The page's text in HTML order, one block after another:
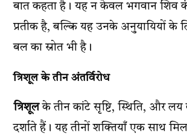
बात कहता है। यह न केवल भगवान शिव
प्रतीक है, बल्कि यह उनके अनुयायियों के
बल का स्रोत भी है।
त्रिशूल के तीन अंतर्विरोध
त्रिशूलके तीन कांटे सृष्टि, स्थिति, और लय
दर्शाते हैं। यह तीनों शक्तियाँ एक साथ